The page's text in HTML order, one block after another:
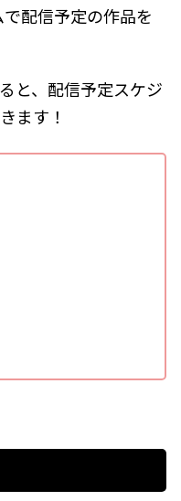
配信予定の作品を
と、配信予定スケジ
ます！